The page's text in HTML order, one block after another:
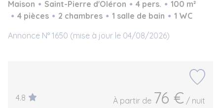
Maison Saint-Pierre d'Oléron 4 pers.
100 m²
4 pièces
2 chambres 1 salle de bain
1 WC
Annonce N° 1650 (mise à jour le 04/08/2026)
4.8 À partir de 76 € / nuit